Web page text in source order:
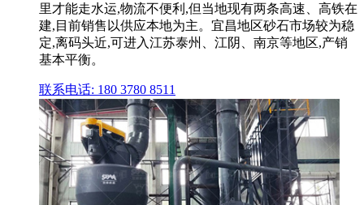
里才能走水运,物流不便利,但当地现有两条高速、高铁在
建,目前销售以供应本地为主。宜昌地区砂石市场较为稳
定,离码头近,可进入江苏泰州、江阴、南京等地区,产销
基本平衡。
联系电话: 180 3780 8511